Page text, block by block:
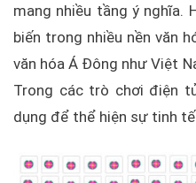
mang nhiều tầng ý nghĩa.
biến trong nhiều nền văn
văn hóa Á Đông như Việt
Trong các trò chơi điện
dụng để thể hiện sự tinh